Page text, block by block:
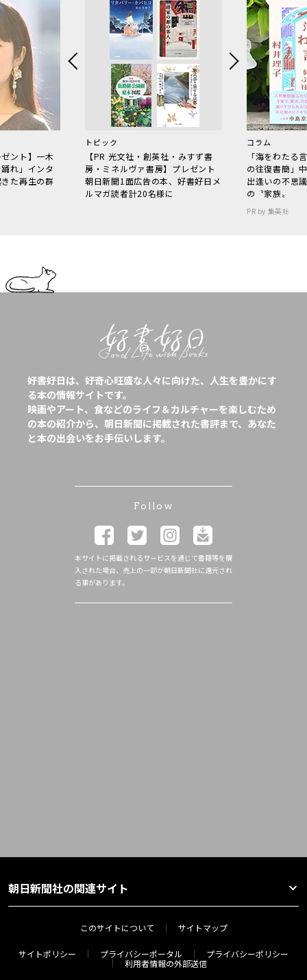
ント】一木
れ」インタ
た再生の群
トピック
【PR 光文社・創英社・みすず書
房・ミネルヴァ書房】プレゼント
朝日新聞1面広告の本、好書好日メ
ルマガ読者計20名様に
コラム
「海をわた
の往復書簡」
出逢いの不思
の〝家族〟
PR by 集英社
好書好日は、好奇心旺盛な人々に向けた、人生を豊かにす
る本の情報サイトです。
映画やアート、食などのライフ＆カルチャーを楽しむため
の本の紹介から、朝日新聞に掲載された書評まで、あなた
と本の出会いをお手伝いします。
Follow
本サイトに掲載されるサービスを通じて書籍等を購
入された場合、売上の一部が朝日新聞社に還元され
る事があります。
朝日新聞社の関連サイト
このサイトについて サイトマップ
サイトポリシー プライバシーポータル
プライバシーポリシー
利用者情報の外部送信